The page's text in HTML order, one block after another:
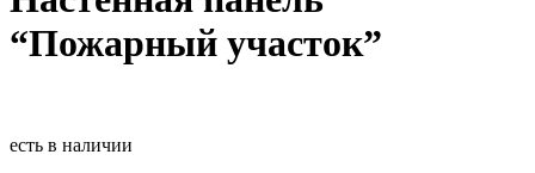
“Пожарный участок”
есть в наличии